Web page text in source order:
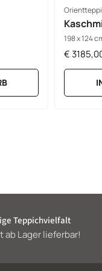
198 x 124
€
Teppichvielfalt
ab Lager lieferbar!